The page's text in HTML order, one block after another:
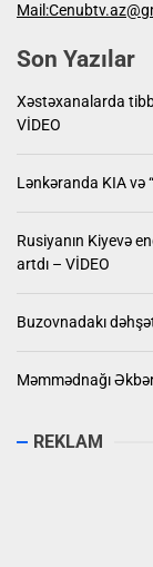
Son Yazılar
Xəstəxanalarda
VİDEO
Lənkəranda KIA və
Rusiyanın Kiyevə
artdı – VİDEO
Buzovnadakı
Məmmədnağı
REKLAM